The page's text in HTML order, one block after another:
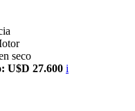
seco
U$D 27.600 i